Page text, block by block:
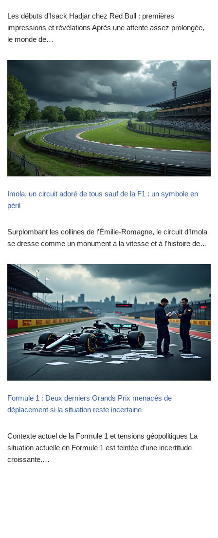
Les débuts d’Isack Hadjar chez Red Bull : premières
impressions et révélations Après une attente assez prolongée,
le monde de…
Imola, un circuit adoré de tous sauf de la F1 : un symbole en
péril
Surplombant les collines de l’Émilie-Romagne, le circuit d’Imola
se dresse comme un monument à la vitesse et à l’histoire de…
Formule 1 : Deux derniers Grands Prix menacés de
déplacement si la situation reste incertaine
Contexte actuel de la Formule 1 et tensions géopolitiques La
situation actuelle en Formule 1 est teintée d’une incertitude
croissante.…